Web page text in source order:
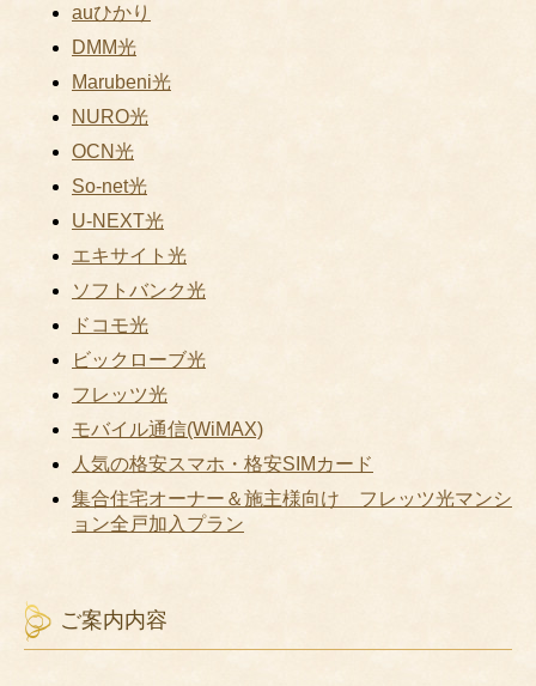
auひかり
DMM光
Marubeni光
NURO光
OCN光
So-net光
U-NEXT光
エキサイト光
ソフトバンク光
ドコモ光
ビックローブ光
フレッツ光
モバイル通信(WiMAX)
人気の格安スマホ・格安SIMカード
集合住宅オーナー＆施主様向け フレッツ光マンシ
ョン全戸加入プラン
ご案内内容